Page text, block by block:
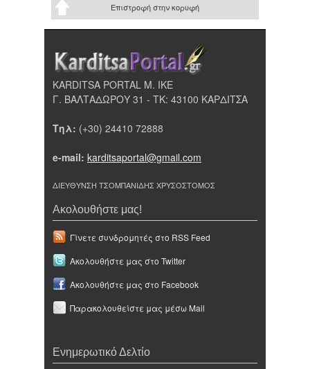
Επιστροφή στην κορυφή
KARDITSA PORTAL Μ. ΙΚΕ
Γ. ΒΑΛΤΑΔΩΡΟΥ 31 - ΤΚ: 43100 ΚΑΡΔΙΤΣΑ
Τηλ: (+30) 24410 72888
e-mail: karditsaportal@gmail.com
ΔΙΕΥΘΥΝΣΗ ΤΣΟΜΠΑΝΙΔΗΣ ΧΡΥΣΟΣΤΟΜΟΣ
Ακολουθήστε μας!
Γίνετε συνδρομητές στο RSS Feed
Ακολουθήστε μας στο Twitter
Ακολουθήστε μας στο Facebook
Παρακολουθείστε μας μέσω Mail
Ενημερωτικό Δελτίο